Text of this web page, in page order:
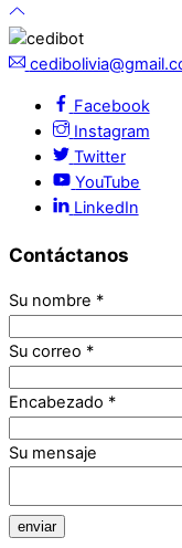
Facebook
Instagram
Twitter
YouTube
LinkedIn
Contáctanos
Su nombre *
Su correo *
Encabezado *
Su mensaje
enviar